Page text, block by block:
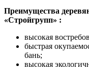
Преимущества
«Стройгрупп» :
высокая
быстрая
бань;
высокая